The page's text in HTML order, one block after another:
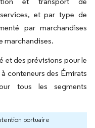
et par type de
par marchandises
marchandises.
et des prévisions pour le
conteneurs des Émirats
tous les segments
portuaire